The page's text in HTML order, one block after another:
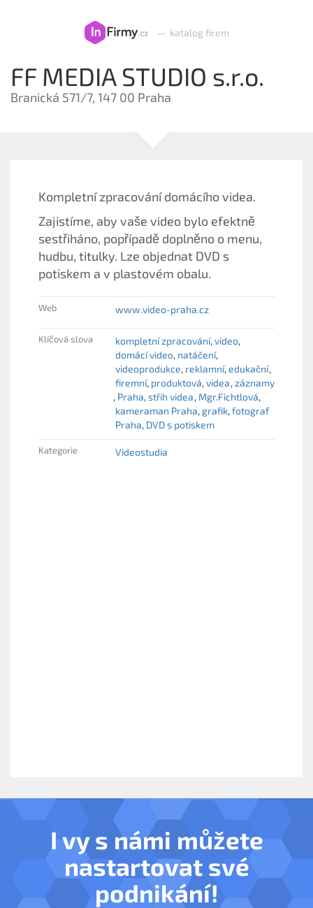
— katalog firem
FF MEDIA STUDIO s.r.o.
Branická 571/7, 147 00 Praha
Kompletní zpracování domácího videa.
Zajistíme, aby vaše video bylo efektně
sestřiháno, popřípadě doplněno o menu,
hudbu, titulky. Lze objednat DVD s
potiskem a v plastovém obalu.
Web www.video-praha.cz
Klíčová slova kompletní zpracování video
domácí video natáčení
videoprodukce reklamní edukační
firemní produktová videa záznamy
Praha střih videa Mgr.Fichtlová
kameraman Praha grafik fotograf
Praha DVD s potiskem
Kategorie Videostudia
I vy s námi můžete
nastartovat své
podnikání!